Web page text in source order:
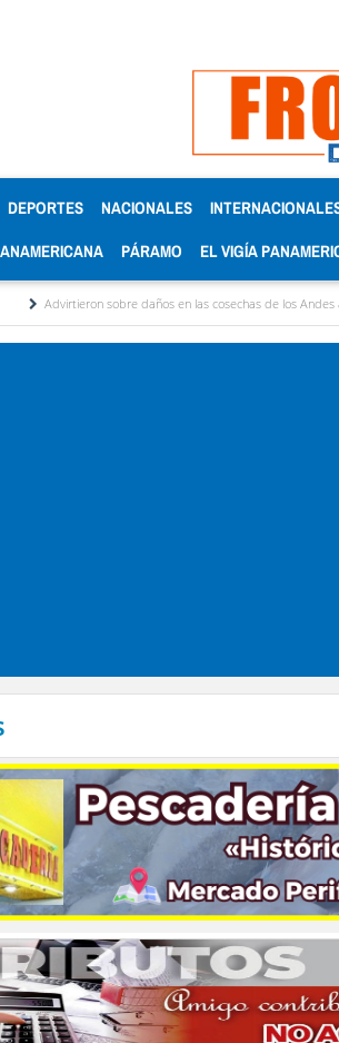
DEPORTES NACIONALES
PÁRAMO EL VIGÍA
sobre daños en las cosechas de los Andes ante efectos del